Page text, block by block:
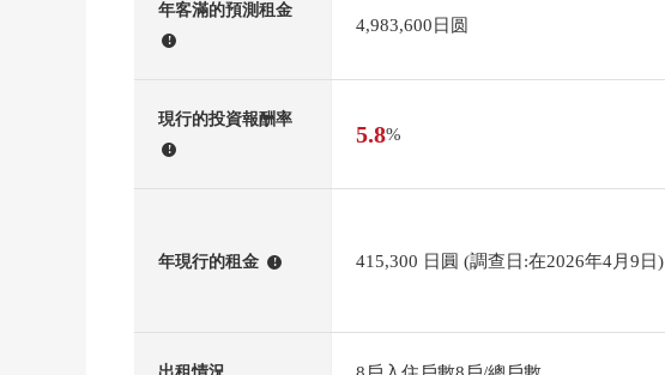
年客滿的預測租金
!
4,983,600日圆
現行的投資報酬率
!
5.8%
年現行的租金 ! 415,300 日圓 (調查日:在2026年4月9日)